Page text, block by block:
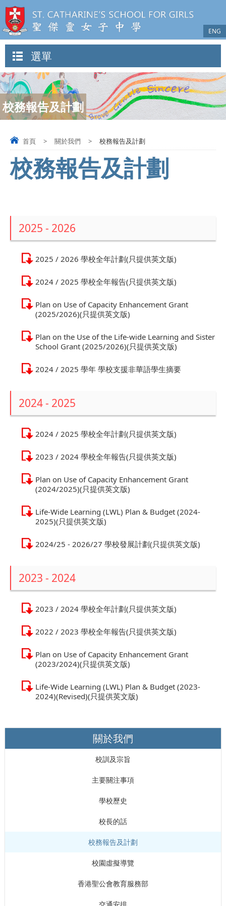
ENG
選單
校務報告及計劃
首頁 > 關於我們 > 校務報告及計劃
校務報告及計劃
2025 - 2026
2025 / 2026 學校全年計劃(只提供英文版)
2024 / 2025 學校全年報告(只提供英文版)
Plan on Use of Capacity Enhancement Grant
(2025/2026)(只提供英文版)
Plan on the Use of the Life-wide Learning and Sister
School Grant (2025/2026)(只提供英文版)
2024 / 2025 學年 學校支援非華語學生摘要
2024 - 2025
2024 / 2025 學校全年計劃(只提供英文版)
2023 / 2024 學校全年報告(只提供英文版)
Plan on Use of Capacity Enhancement Grant
(2024/2025)(只提供英文版)
Life-Wide Learning (LWL) Plan & Budget (2024-
2025)(只提供英文版)
2024/25 - 2026/27 學校發展計劃(只提供英文版)
2023 - 2024
2023 / 2024 學校全年計劃(只提供英文版)
2022 / 2023 學校全年報告(只提供英文版)
Plan on Use of Capacity Enhancement Grant
(2023/2024)(只提供英文版)
Life-Wide Learning (LWL) Plan & Budget (2023-
2024)(Revised)(只提供英文版)
關於我們
校訓及宗旨
主要關注事項
學校歷史
校長的話
校務報告及計劃
校園虛擬導覽
香港聖公會教育服務部